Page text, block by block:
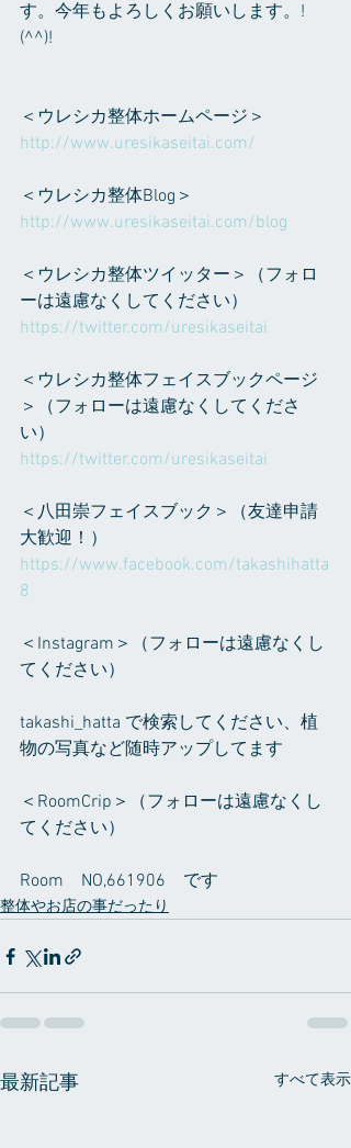
す。今年もよろしくお願いします。!
(^^)!
＜ウレシカ整体ホームページ＞
http://www.uresikaseitai.com/
＜ウレシカ整体Blog＞
http://www.uresikaseitai.com/blog
＜ウレシカ整体ツイッター＞（フォロ
ーは遠慮なくしてください）
https://twitter.com/uresikaseitai
＜ウレシカ整体フェイスブックページ
＞（フォローは遠慮なくしてくださ
い）
https://twitter.com/uresikaseitai
＜八田崇フェイスブック＞（友達申請
大歓迎！）
https://www.facebook.com/takashihatta
8
＜Instagram＞（フォローは遠慮なくし
てください）
takashi_hatta で検索してください、植
物の写真など随時アップしてます
＜RoomCrip＞（フォローは遠慮なくし
てください）
Room　NO,661906　です
整体やお店の事だったり
最新記事 すべて表示